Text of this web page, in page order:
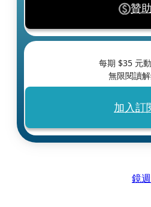
贊
每期 $35 元
無限閱讀
加入訂
鏡